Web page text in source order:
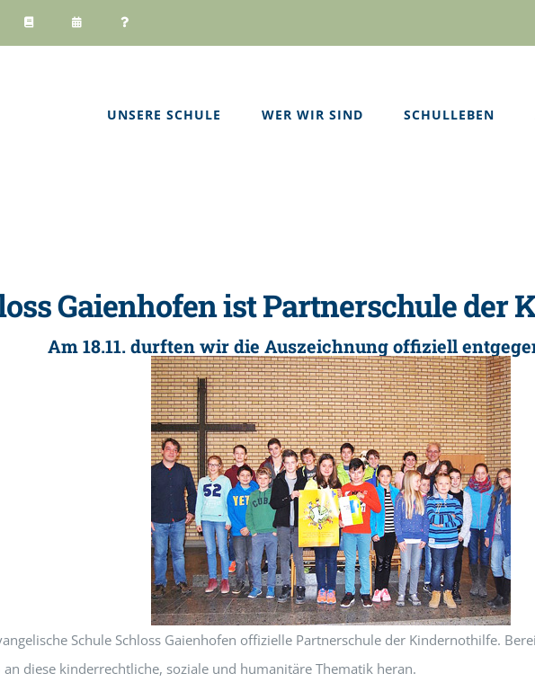
UNSERE SCHULE WER WIR SIND SCHULLEBEN
Gaienhofen ist Partnerschule der
Am 18.11. durften wir die Auszeichnung offiziell
Schule Schloss Gaienhofen offizielle Partnerschule der Kindernothilfe.
diese kinderrechtliche, soziale und humanitäre Thematik heran.